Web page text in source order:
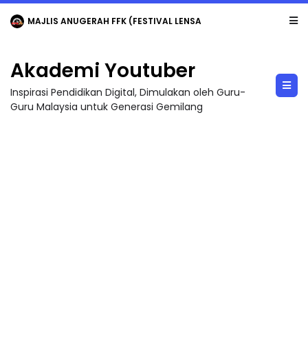
MAJLIS ANUGERAH FFK (FESTIVAL LENSA PENDIDIKAN - FLeP) 2026
Akademi Youtuber
Inspirasi Pendidikan Digital, Dimulakan oleh Guru-
Guru Malaysia untuk Generasi Gemilang